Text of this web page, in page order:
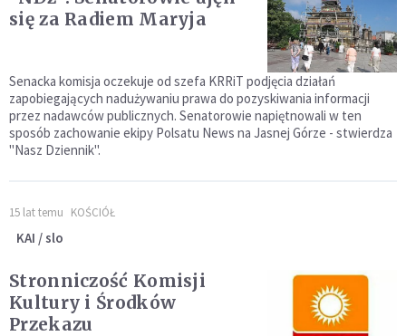
się za Radiem Maryja
Senacka komisja oczekuje od szefa KRRiT podjęcia działań
zapobiegających nadużywaniu prawa do pozyskiwania informacji
przez nadawców publicznych. Senatorowie napiętnowali w ten
sposób zachowanie ekipy Polsatu News na Jasnej Górze - stwierdza
"Nasz Dziennik".
15 lat temu KOŚCIÓŁ
KAI / slo
Stronniczość Komisji
Kultury i Środków
Przekazu